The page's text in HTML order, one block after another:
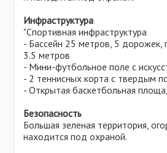
Инфраструктура
"Спортивная инфраструктура
- Бассейн 25 метров, 5 дорожек,
3.5 метров
- Мини-футбольное поле с
- 2 теннисных корта с твердым
- Открытая баскетбольная
Безопасность
Большая зеленая территория,
находится под охраной.